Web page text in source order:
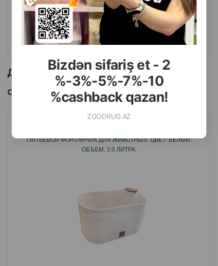
Bizdən sifariş et - 2
%-3%-5%-7%-10
%cashback qazan!
ZOODRUG.AZ
1 шт
11.40
КУПИТЬ
Другие товоры бренда
Смотреть Все
ПИТЬЕВОЙ ФОНТАНЧИК ДЛЯ ЖИВОТНЫХ. ЦВЕТ: БЕЛЫЙ.
ОБЪЕМ: 3.0 ЛИТРА.